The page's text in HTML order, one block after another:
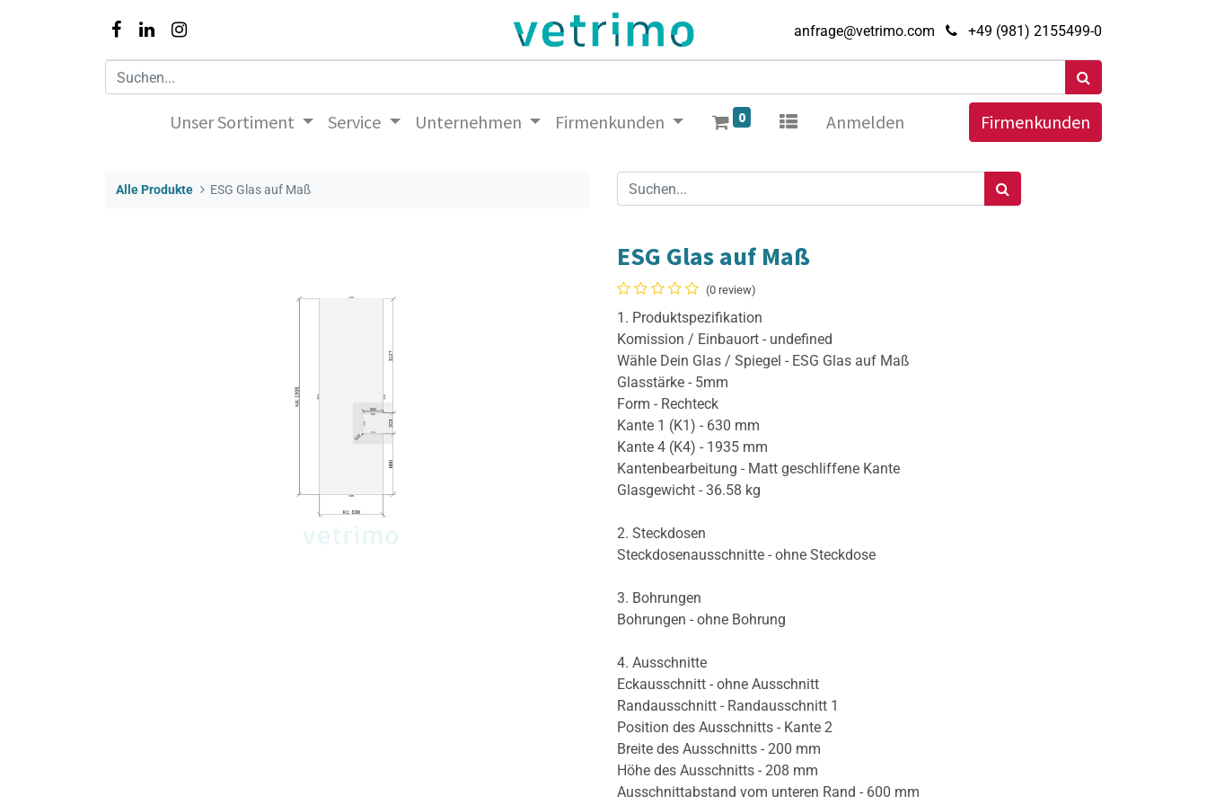
anfrage@vetrimo.com +49 (981) 2155499-0
Unser Sortiment Service Unternehmen Firmenkunden 0 Anmelden Firmenkunden
Alle Produkte ESG Glas auf Maß
ESG Glas auf Maß
(0 review)
1. Produktspezifikation
Komission / Einbauort - undefined
Wähle Dein Glas / Spiegel - ESG Glas auf Maß
Glasstärke - 5mm
Form - Rechteck
Kante 1 (K1) - 630 mm
Kante 4 (K4) - 1935 mm
Kantenbearbeitung - Matt geschliffene Kante
Glasgewicht - 36.58 kg
2. Steckdosen
Steckdosenausschnitte - ohne Steckdose
3. Bohrungen
Bohrungen - ohne Bohrung
4. Ausschnitte
Eckausschnitt - ohne Ausschnitt
Randausschnitt - Randausschnitt 1
Position des Ausschnitts - Kante 2
Breite des Ausschnitts - 200 mm
Höhe des Ausschnitts - 208 mm
Ausschnittabstand vom unteren Rand - 600 mm